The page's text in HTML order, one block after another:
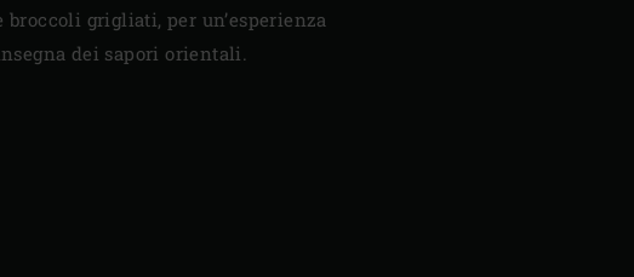
broccoli grigliati, per un’esperienza
dei sapori orientali.